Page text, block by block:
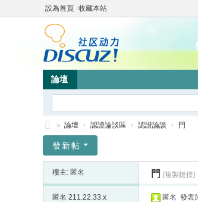
設為首頁 收藏本站
論壇
竹
» 論壇 › 認證論談區 › 認證論談 › 門
發新帖
樓主: 匿名 門 [複製鏈接]
匿名 211.22.33.x 匿名 發表